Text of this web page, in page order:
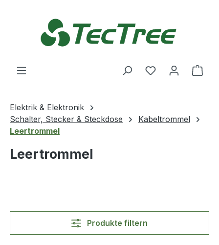
Du hast 0
Elektrik & Elektronik
Schalter, Stecker & Steckdose
Kabeltrommel
Leertrommel
Leertrommel
Produkte filtern